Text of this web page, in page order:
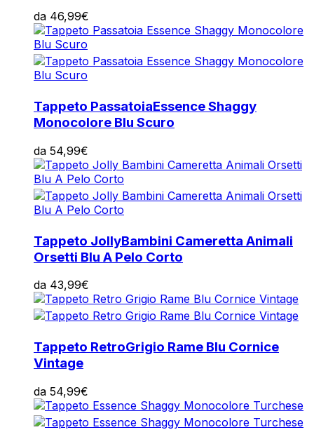
da 46,99€
Tappeto PassatoiaEssence Shaggy
Monocolore Blu Scuro
da 54,99€
Tappeto JollyBambini Cameretta Animali
Orsetti Blu A Pelo Corto
da 43,99€
Tappeto RetroGrigio Rame Blu Cornice
Vintage
da 54,99€